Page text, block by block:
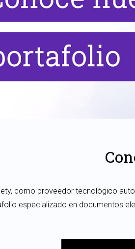
como proveedor tecnológico
especializado en documentos